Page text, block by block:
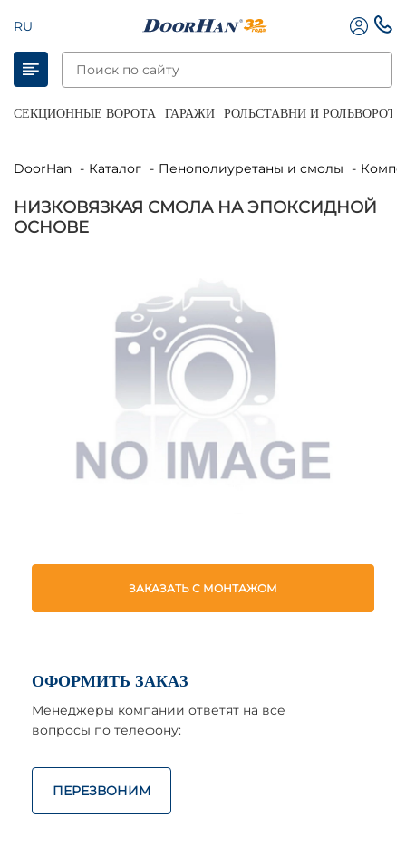
RU
СЕКЦИОННЫЕ ВОРОТА ГАРАЖИ РОЛЬСТАВНИ И РОЛЬВОРОТА
DoorHan Каталог Пенополиуретаны и смолы
НИЗКОВЯЗКАЯ СМОЛА НА ЭПОКСИДНОЙ
ОСНОВЕ
ЗАКАЗАТЬ С МОНТАЖОМ
ОФОРМИТЬ ЗАКАЗ
Менеджеры компании ответят на все
вопросы по телефону:
ПЕРЕЗВОНИМ